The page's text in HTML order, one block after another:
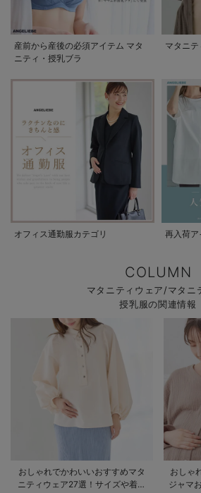
産前から産後の必須アイテム マタ
ニティ・授乳ブラ
マタニ
オフィス通勤服カテゴリ 再入荷ア
COLUMN
マタニティウェア/マタニ
授乳服の関連情報
おしゃれでかわいいおすすめマタ
ニティウェア27選！サイズや着る
おしゃ
ジャマ